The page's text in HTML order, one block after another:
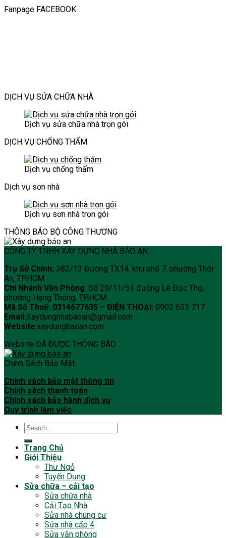
&
Fanpage FACEBOOK
DỊCH VỤ SỬA CHỮA NHÀ
Dịch vụ sửa chữa nhà trọn gói
DỊCH VỤ CHỐNG THẤM
Dịch vụ chống thấm
Dịch vụ sơn nhà
Dịch vụ sơn nhà trọn gói
THÔNG BÁO BỘ CÔNG THƯƠNG
CÔNG TY TNHH XÂY DỰNG NHÀ BẢO AN
Trụ Sở Chính: 382/13 Đường TX14. khu phố 7, phường Thới
An, TP.HCM
Chi Nhánh Văn Phòng: Số 29/11/54 đường Lê Đức Thọ,
phường Hạng Thông, TP.HCM
Mã Số Thuế: 0314677635 – ĐIỆN THOẠI: 0902 633 717
Email:Xaydungnhabaoan@gmail.com
Website:xaydungbaoan.com
Website ĐÃ ĐƯỢC THÔNG BÁO
Chính Sách Bảo Mật
Chính sách bảo mật thông tin
Chính sách thanh toán
Chính sách bảo hành dịch vụ
Quy trình làm việc
Trang Chủ
Giới Thiệu
Thư Ngỏ
Tuyển Dụng
Sửa chữa – cải tạo
Sửa chữa nhà
Cải Tạo Nhà
Sửa nhà chung cư
Sửa nhà cấp 4
Sửa văn phòng